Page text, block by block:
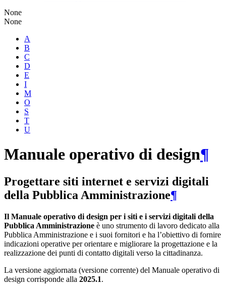
None
None
A
B
C
D
E
I
M
O
S
T
U
Manuale operativo di design¶
Progettare siti internet e servizi digitali
della Pubblica Amministrazione¶
Il Manuale operativo di design per i siti e i servizi digitali della
Pubblica Amministrazione è uno strumento di lavoro dedicato alla
Pubblica Amministrazione e i suoi fornitori e ha l’obiettivo di fornire
indicazioni operative per orientare e migliorare la progettazione e la
realizzazione dei punti di contatto digitali verso la cittadinanza.
La versione aggiornata (versione corrente) del Manuale operativo di
design corrisponde alla 2025.1.